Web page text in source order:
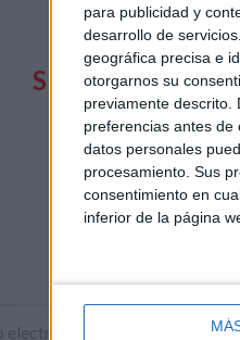
para publicidad y
desarrollo de servicios.
geográfica precisa e
otorgarnos su
previamente descrito.
preferencias antes de
datos personales
procesamiento. Sus
consentimiento en
inferior de la página
SUSCRIBETE
Y PUEDES
TODAS